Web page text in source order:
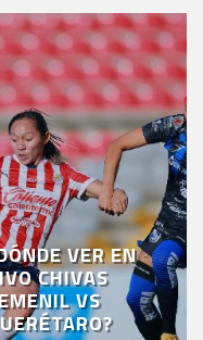
VER EN
CHIVAS
VS